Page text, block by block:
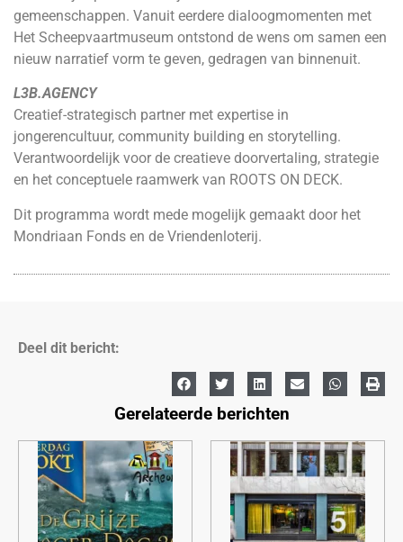
gemeenschappen. Vanuit eerdere dialoogmomenten met
Het Scheepvaartmuseum ontstond de wens om samen een
nieuw narratief vorm te geven, gedragen van binnenuit.
L3B.AGENCY
Creatief-strategisch partner met expertise in
jongerencultuur, community building en storytelling.
Verantwoordelijk voor de creatieve doorvertaling, strategie
en het conceptuele raamwerk van ROOTS ON DECK.
Dit programma wordt mede mogelijk gemaakt door het
Mondriaan Fonds en de Vriendenloterij.
Deel dit bericht:
Gerelateerde berichten